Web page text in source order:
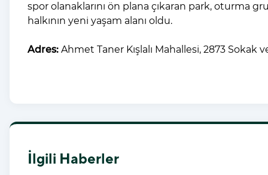
spor olanaklarını ön plana çıkaran park, oturma
halkının yeni yaşam alanı oldu.
Adres: Ahmet Taner Kışlalı Mahallesi, 2873 Sokak
İlgili Haberler